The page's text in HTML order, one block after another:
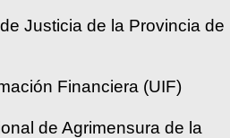
Justicia de la Provincia de
Financiera (UIF)
de Agrimensura de la